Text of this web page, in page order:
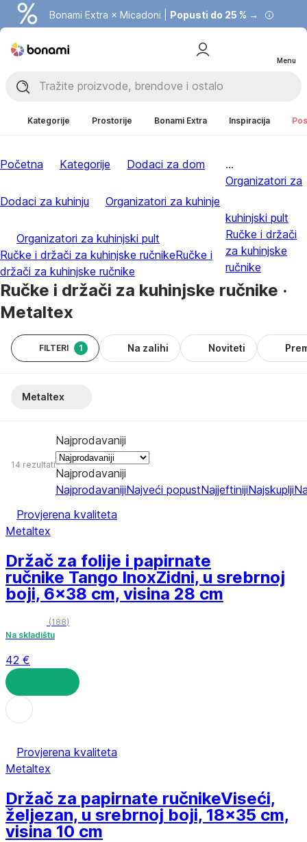
Bonami Extra × Micadoni | Popusti do 25 % →
Menu
Kategorije Prostorije Bonami Extra Inspiracija
Početna Kategorije Dodaci za dom
Dodaci za kuhinju Organizatori za kuhinje
Organizatori za kuhinjski pult
Ručke i držači za kuhinjske ručnikeRučke i
držači za kuhinjske ručnike
...
Organizatori za
kuhinjski pult
Ručke i držači
za kuhinjske
ručnike
Ručke i držači za kuhinjske ručnike ·
Metaltex
FILTERI 1 Na zalihi Noviteti
Metaltex
14 rezultati
Najprodavaniji
Najprodavaniji
NajprodavanijiNajveći popustNajjeftinijiNajskuplji
Provjerena kvaliteta
Metaltex
Držač za folije i papirnate
ručnike Tango InoxZidni, u srebrnoj
boji, 6x38 cm, visina 28 cm
(188)
Na skladištu
42 €
U KOŠARICU
Provjerena kvaliteta
Metaltex
Držač za papirnate ručnikeViseći,
željezan, u srebrnoj boji, 18x35 cm,
visina 10 cm